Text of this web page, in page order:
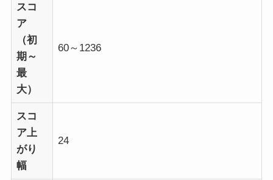
スコ
ア
（初
期～
最
大）
60～1236
スコ
ア上
がり
幅
24